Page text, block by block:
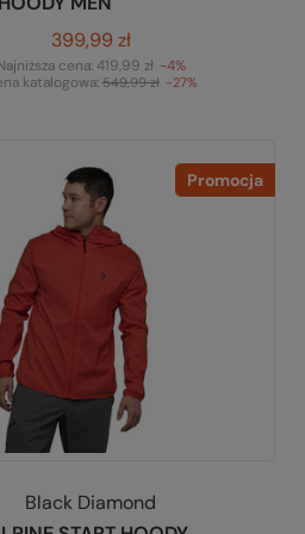
399,99 zł
cena:419,99 zł -4%
katalogowa: 549,99 zł -27%
Promocja
Black Diamond